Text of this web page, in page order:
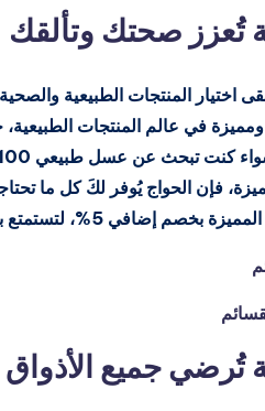
تُعزز صحتك وتألقك
اختيار المنتجات الطبيعية
في عالم المنتجات
فإن الحواج يُوفر لكَ كل ما
بصحة أفضل وجمال طبيعي وتوفير كبير.
تُرضي جميع الأذواق